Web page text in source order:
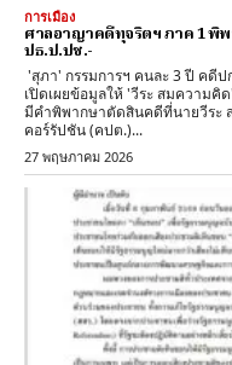
การเมือง
ศาลอาญาคดีทุจริตฯ ภาค 1 พิพ
ปธ.ป.ปช.-
'สุภา' กรรมการฯ คนละ 3 ปี คดี
เปิดเผยข้อมูลให้ 'วีระ สมความคิด' ศาลอาญาคดีทุจริตและประพฤติมิชอบภาค 1
มีคำพิพากษาตัดสินคดีที่นายวีระ
คอร์รัปชัน (คปต.)...
27 พฤษภาคม 2026